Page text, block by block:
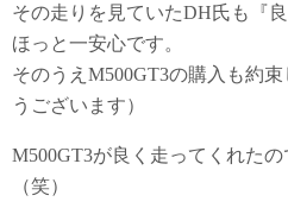
その走りを見ていたDH氏も『
ほっと一安心です。
そのうえM500GT3の購入も約
うございます）
M500GT3が良く走ってくれた
（笑）